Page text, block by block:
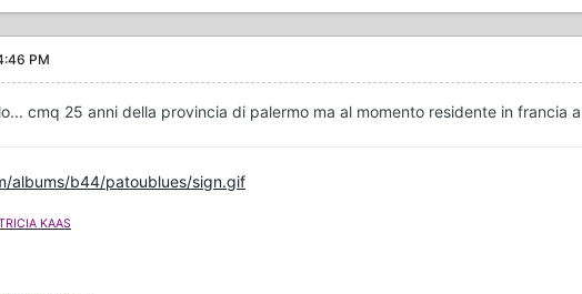
PM
cmq 25 anni della provincia di palermo ma al momento residente in francia
albums/b44/patoublues/sign.gif
KAAS